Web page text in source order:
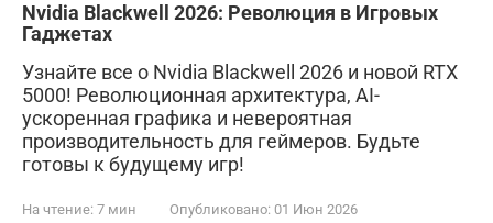
Nvidia Blackwell 2026: Революция в Игровых
Гаджетах
Узнайте все о Nvidia Blackwell 2026 и новой RTX
5000! Революционная архитектура, AI-
ускоренная графика и невероятная
производительность для геймеров. Будьте
готовы к будущему игр!
На чтение: 7 мин Опубликовано: 01 Июн 2026